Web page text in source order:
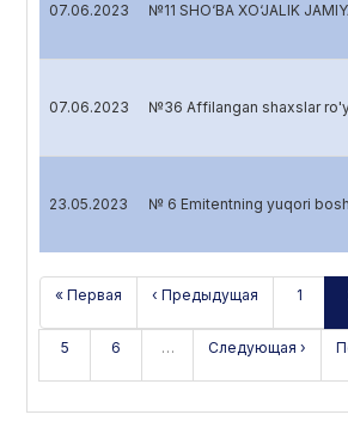
07.06.2023 №11 SHO‘BA XO‘JALIK
07.06.2023 №36 Affilangan shaxslar
23.05.2023 № 6 Emitentning yuqori
« Первая ‹ Предыдущая 1
5 6 … Следующая ›